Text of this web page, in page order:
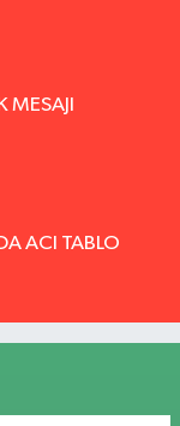
ACI TABLO